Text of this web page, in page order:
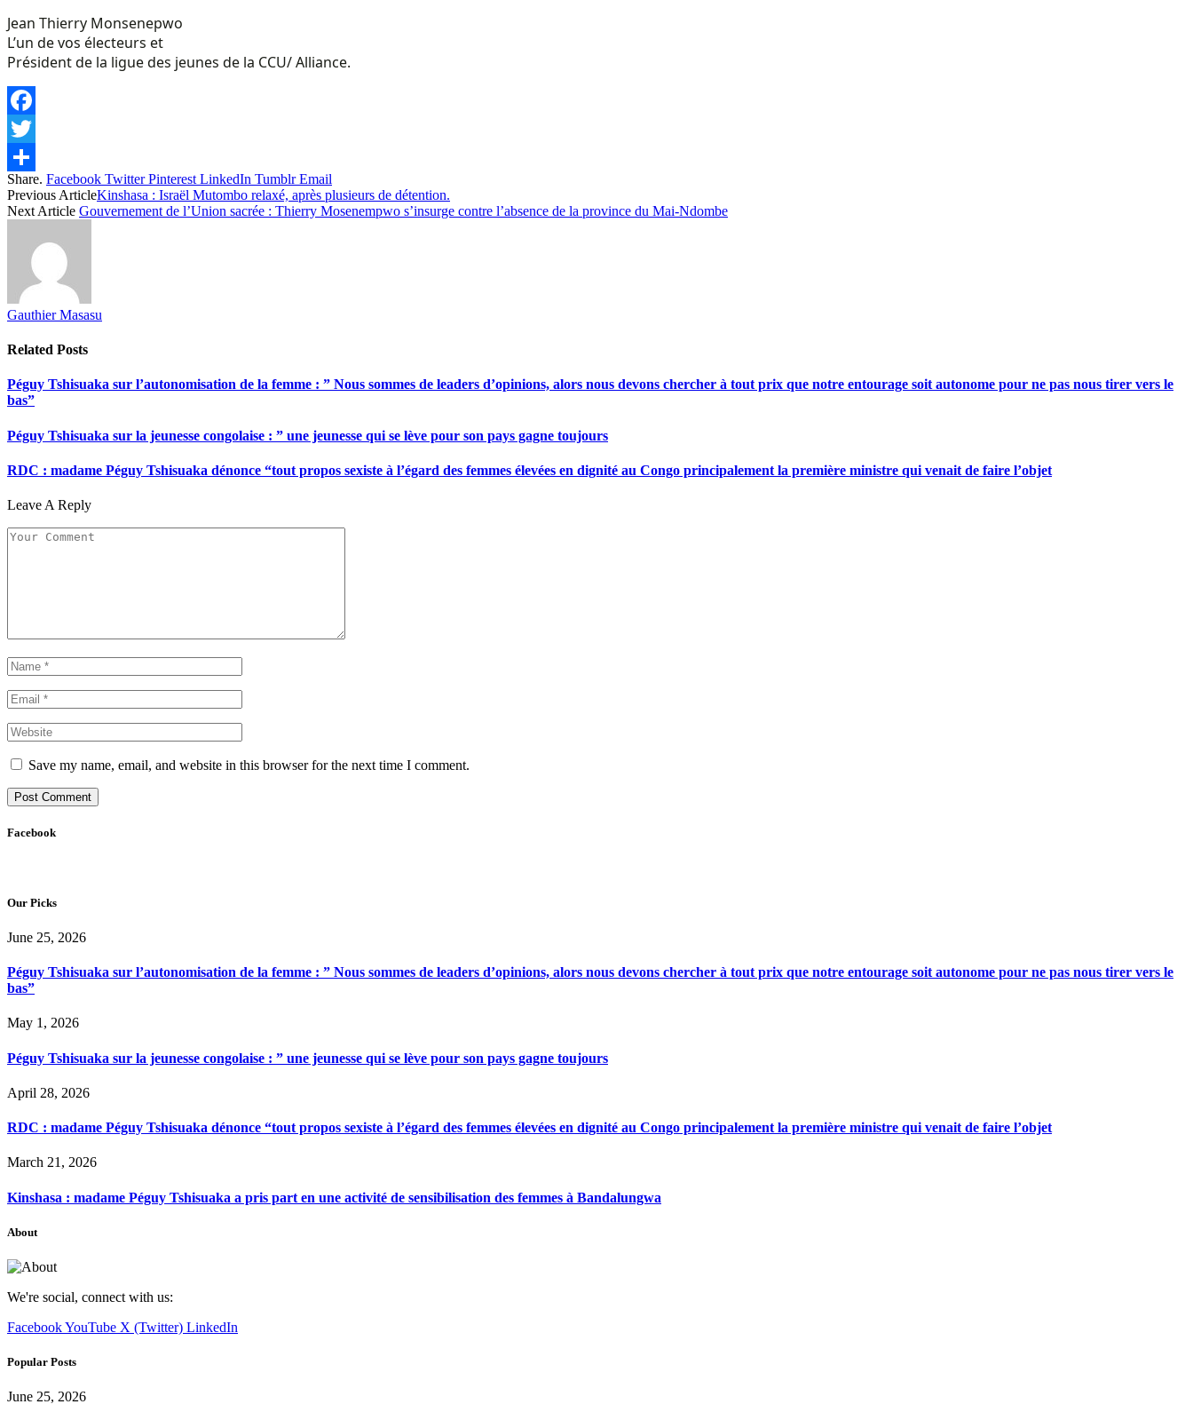
Jean Thierry Monsenepwo
L’un de vos électeurs et
Président de la ligue des jeunes de la CCU/ Alliance.
Facebook
Twitter
Share
Share. Facebook Twitter Pinterest LinkedIn Tumblr Email
Previous ArticleKinshasa : Israël Mutombo relaxé, après plusieurs de détention.
Next Article Gouvernement de l’Union sacrée : Thierry Mosenempwo s’insurge contre l’absence de la province du Mai-Ndombe
Gauthier Masasu
Related Posts
Péguy Tshisuaka sur l’autonomisation de la femme : ” Nous sommes de leaders d’opinions, alors nous devons chercher à tout prix que notre entourage soit autonome pour ne pas nous tirer vers le
bas”
Péguy Tshisuaka sur la jeunesse congolaise : ” une jeunesse qui se lève pour son pays gagne toujours
RDC : madame Péguy Tshisuaka dénonce “tout propos sexiste à l’égard des femmes élevées en dignité au Congo principalement la première ministre qui venait de faire l’objet
Leave A Reply
Save my name, email, and website in this browser for the next time I comment.
Facebook
Our Picks
June 25, 2026
Péguy Tshisuaka sur l’autonomisation de la femme : ” Nous sommes de leaders d’opinions, alors nous devons chercher à tout prix que notre entourage soit autonome pour ne pas nous tirer vers le
bas”
May 1, 2026
Péguy Tshisuaka sur la jeunesse congolaise : ” une jeunesse qui se lève pour son pays gagne toujours
April 28, 2026
RDC : madame Péguy Tshisuaka dénonce “tout propos sexiste à l’égard des femmes élevées en dignité au Congo principalement la première ministre qui venait de faire l’objet
March 21, 2026
Kinshasa : madame Péguy Tshisuaka a pris part en une activité de sensibilisation des femmes à Bandalungwa
About
We're social, connect with us:
FacebookYouTube X (Twitter) LinkedIn
Popular Posts
June 25, 2026